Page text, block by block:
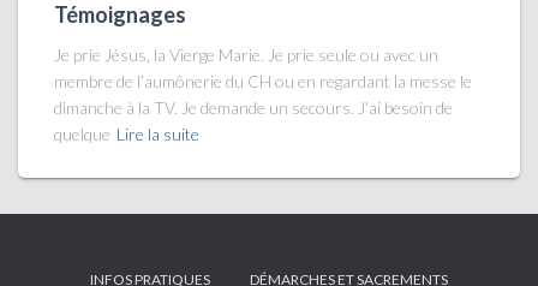
Témoignages
Je prie Jésus, la Vierge Marie. Je prie seule ou avec un
membre de l’aumônerie du CH ou en regardant la messe le
dimanche à la TV. Je demande un secours. J’ai besoin de
quelque Lire la suite
INFOS PRATIQUES DÉMARCHES ET SACREMENTS